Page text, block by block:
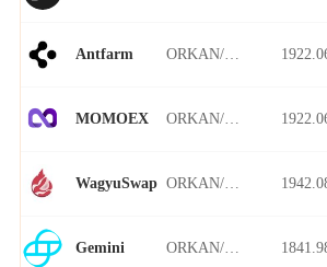
Antfarm
MOMOEX
WagyuSwap
Gemini